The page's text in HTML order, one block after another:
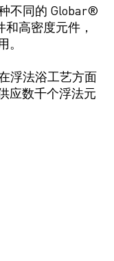
不同的 Globar®
高密度元件，
浮法浴工艺方面
应数千个浮法元